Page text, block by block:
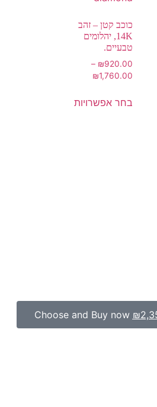
כוכב קטן – זהב
14K, יהלומים
טבעיים.
₪920.00
–
₪1,760.00
בחר אפשרויות
₪
Choose and Buy now